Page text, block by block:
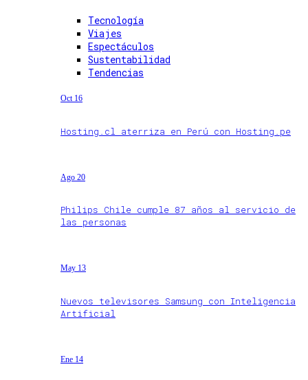
Tecnología
Viajes
Espectáculos
Sustentabilidad
Tendencias
Oct 16
Hosting.cl aterriza en Perú con Hosting.pe
Ago 20
Philips Chile cumple 87 años al servicio de
las personas
May 13
Nuevos televisores Samsung con Inteligencia
Artificial
Ene 14